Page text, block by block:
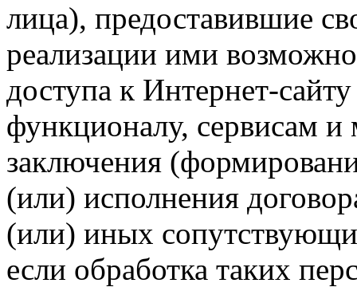
лица), предоставившие
реализации ими
доступа к Интернет-
функционалу, сервисам и
заключения
(или) исполнения
(или) иных
если обработка таких